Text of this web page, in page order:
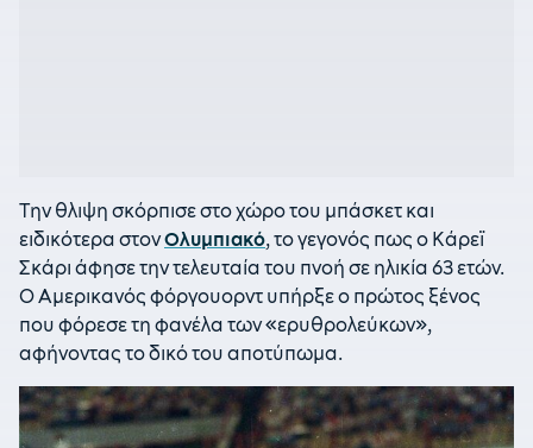
Την θλιψη σκόρπισε στο χώρο του μπάσκετ και
ειδικότερα στονΟλυμπιακό, το γεγονός πως ο Κάρεϊ
Σκάρι άφησε την τελευταία του πνοή σε ηλικία 63 ετών.
Ο Αμερικανός φόργουορντ υπήρξε ο πρώτος ξένος
που φόρεσε τη φανέλα των «ερυθρολεύκων»,
αφήνοντας το δικό του αποτύπωμα.